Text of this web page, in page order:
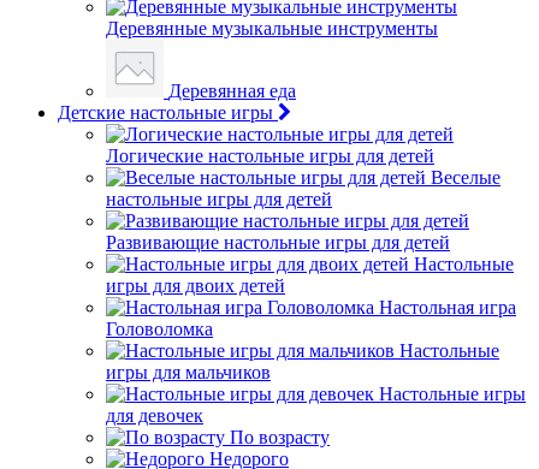
Деревянные музыкальные инструменты
Деревянная еда
Детские настольные игры
Логические настольные игры для детей
Веселые
настольные игры для детей
Развивающие настольные игры для детей
Настольные
игры для двоих детей
Настольная игра
Головоломка
Настольные
игры для мальчиков
Настольные игры
для девочек
По возрасту
Недорого